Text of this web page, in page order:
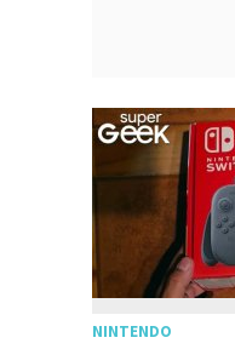
NINTENDO